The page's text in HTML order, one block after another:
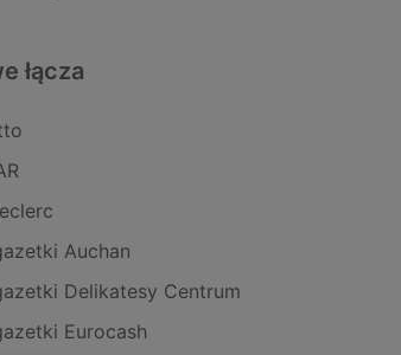
łącza
Auchan
Delikatesy Centrum
Eurocash